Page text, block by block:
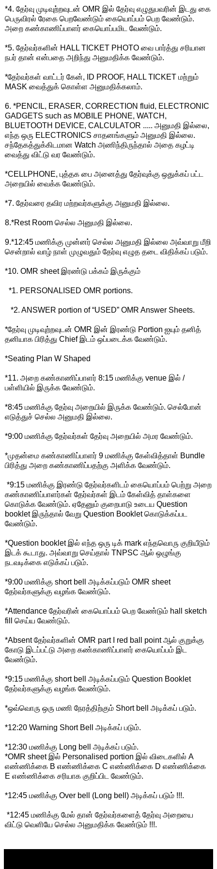
*4. தேர்வு முடிவுற்றவுடன் OMR இல் தேர்வு எழுதுபவரின் இடது கை
பெருவிரல் ரேகை பெறவேண்டும் கையொப்பம் பெற வேண்டும்.
அறை கண்காணிப்பாளர் கையொப்பமிட வேண்டும்.
*5. தேர்வர்களின் HALL TICKET PHOTO வை பார்த்து சரியான
நபர் தான் என்பதை அறிந்து அனுமதிக்க வேண்டும்.
*தேர்வர்கள் வாட்டர் கேன், ID PROOF, HALL TICKET மற்றும்
MASK வைத்துக் கொள்ள அனுமதிக்கலாம்.
6. *PENCIL, ERASER, CORRECTION fluid, ELECTRONIC
GADGETS such as MOBILE PHONE, WATCH,
BLUETOOTH DEVICE, CALCULATOR ..... அனுமதி இல்லை,
எந்த ஒரு ELECTRONICS சாதனங்களும் அனுமதி இல்லை.
சந்தேகத்துக்கிடமான Watch அணிந்திருந்தால் அதை கழட்டி
வைத்து விட்டு வர வேண்டும்.
*CELLPHONE, புத்தக பை அனைத்து தேர்வுக்கு ஒதுக்கப் பட்ட
அறையில் வைக்க வேண்டும்.
*7. தேர்வரை தவிர மற்றவர்களுக்கு அனுமதி இல்லை.
8.*Rest Room செல்ல அனுமதி இல்லை.
9.*12:45 மணிக்கு முன்னர் செல்ல அனுமதி இல்லை அவ்வாறு மீறி
சென்றால் வாழ் நாள் முழுவதும் தேர்வு எழுத தடை விதிக்கப் படும்.
*10. OMR sheet இரண்டு பக்கம் இருக்கும்
*1. PERSONALISED OMR portions.
*2. ANSWER portion of “USED” OMR Answer Sheets.
*தேர்வு முடிவுற்றவுடன் OMR இன் இரண்டு Portion ஐயும் தனித்
தனியாக பிரித்து Chief இடம் ஒப்படைக்க வேண்டும்.
*Seating Plan W Shaped
*11. அறை கண்காணிப்பாளர் 8:15 மணிக்கு venue இல் /
பள்ளியில் இருக்க வேண்டும்.
*8:45 மணிக்கு தேர்வு அறையில் இருக்க வேண்டும். செல்போன்
எடுத்துச் செல்ல அனுமதி இல்லை.
*9:00 மணிக்கு தேர்வர்கள் தேர்வு அறையில் அமர வேண்டும்.
*முதன்மை கண்காணிப்பாளர் 9 மணிக்கு கேள்வித்தாள் Bundle
பிரித்து அறை கண்காணிப்பதற்கு அளிக்க வேண்டும்.
*9:15 மணிக்கு இரண்டு தேர்வர்களிடம் கையொப்பம் பெற்று அறை
கண்காணிப்பாளர்கள் தேர்வர்கள் இடம் கேள்வித் தாள்களை
கொடுக்க வேண்டும். ஏதேனும் குறைபாடு உடைய Question
booklet இருந்தால் வேறு Question Booklet கொடுக்கப்பட
வேண்டும்.
*Question booklet இல் எந்த ஒரு டிக் mark எந்தவொரு குறியீடும்
இடக் கூடாது. அவ்வாறு செய்தால் TNPSC ஆல் ஒழுங்கு
நடவடிக்கை எடுக்கப் படும்.
*9:00 மணிக்கு short bell அடிக்கப்படும் OMR sheet
தேர்வர்களுக்கு வழங்க வேண்டும்.
*Attendance தேர்வரின் கையொப்பம் பெற வேண்டும் hall sketch
fill செய்ய வேண்டும்.
*Absent தேர்வர்களின் OMR part I red ball point ஆல் குறுக்கு
கோடு இடப்பட்டு அறை கண்காணிப்பாளர் கையொப்பம் இட
வேண்டும்.
*9:15 மணிக்கு short bell அடிக்கப்படும் Question Booklet
தேர்வர்களுக்கு வழங்க வேண்டும்.
*ஒவ்வொரு ஒரு மணி நேரத்திற்கும் Short bell அடிக்கப் படும்.
*12:20 Warning Short Bell அடிக்கப் படும்.
*12:30 மணிக்கு Long bell அடிக்கப் படும்.
*OMR sheet இல் Personalised portion இல் விடைகளில் A
எண்ணிக்கை B எண்ணிக்கை C எண்ணிக்கை D எண்ணிக்கை
E எண்ணிக்கை சரியாக குறிப்பிட வேண்டும்.
*12:45 மணிக்கு Over bell (Long bell) அடிக்கப் படும் !!!.
*12:45 மணிக்கு மேல் தான் தேர்வர்களைத் தேர்வு அறையை
விட்டு வெளியே செல்ல அனுமதிக்க வேண்டும் !!!.